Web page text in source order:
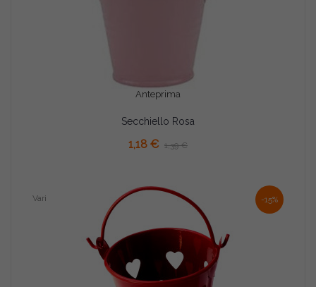
Anteprima
Secchiello Rosa
1,18 € 1,39 €
-15%
Vari